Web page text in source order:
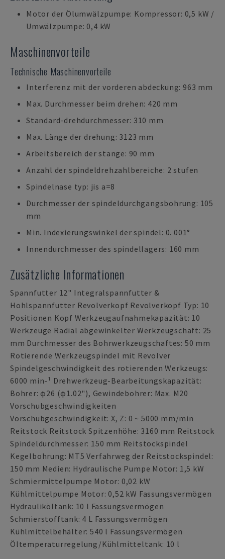
Motor der Ölumwälzpumpe: Kompressor: 0,5 kW /
Umwälzpumpe: 0,4 kW
Maschinenvorteile
Technische Maschinenvorteile
Interferenz mit der vorderen abdeckung: 963 mm
Max. Durchmesser beim drehen: 420 mm
Standard-drehdurchmesser: 310 mm
Max. Länge der drehung: 3123 mm
Arbeitsbereich der stange: 90 mm
Anzahl der spindeldrehzahlbereiche: 2 stufen
Spindelnase typ: jis a=8
Durchmesser der spindeldurchgangsbohrung: 105
mm
Min. Indexierungswinkel der spindel: 0. 001°
Innendurchmesser des spindellagers: 160 mm
Zusätzliche Informationen
Spannfutter 12" Integralspannfutter &
Hohlspannfutter Revolverkopf Revolverkopf Typ: 10
Positionen Kopf Werkzeugaufnahmekapazität: 10
Werkzeuge Radial abgewinkelter Werkzeugschaft: 25
mm Durchmesser des Bohrwerkzeugschaftes: 50 mm
Rotierende Werkzeugspindel mit Revolver
Spindelgeschwindigkeit des rotierenden Werkzeugs:
6000 min-¹ Drehwerkzeug-Bearbeitungskapazität:
Bohrer: φ26 (φ1.02"), Gewindebohrer: Max. M20
Vorschubgeschwindigkeiten
Vorschubgeschwindigkeit: X, Z: 0 ~ 5000 mm/min
Reitstock Reitstock Spitzenhöhe: 3160 mm Reitstock
Spindeldurchmesser: 150 mm Reitstockspindel
Kegelbohrung: MT5Verfahrweg der Reitstockspindel:
150 mm Medien: Hydraulische Pumpe Motor: 1,5 kW
Schmiermittelpumpe Motor: 0,02 kW
Kühlmittelpumpe Motor: 0,52 kW Fassungsvermögen
Hydrauliköltank: 10 l Fassungsvermögen
Schmierstofftank: 4 L Fassungsvermögen
Kühlmittelbehälter: 540 l Fassungsvermögen
Öltemperaturregelung/Kühlmitteltank: 10 l